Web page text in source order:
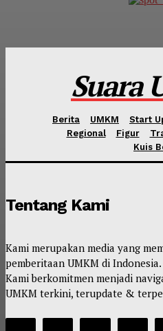
Suara
Berita UMKM Start
Regional
Figur
Kuis
Tentang Kami
Kami merupakan media yang
pemberitaan UMKM di Indonesia.
Kami berkomitmen menjadi
UMKM terkini, terupdate &